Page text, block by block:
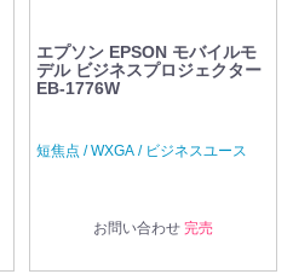
エプソン EPSON モバイルモ
デル ビジネスプロジェクター
EB-1776W
短焦点 / WXGA / ビジネスユース
お問い合わせ 完売